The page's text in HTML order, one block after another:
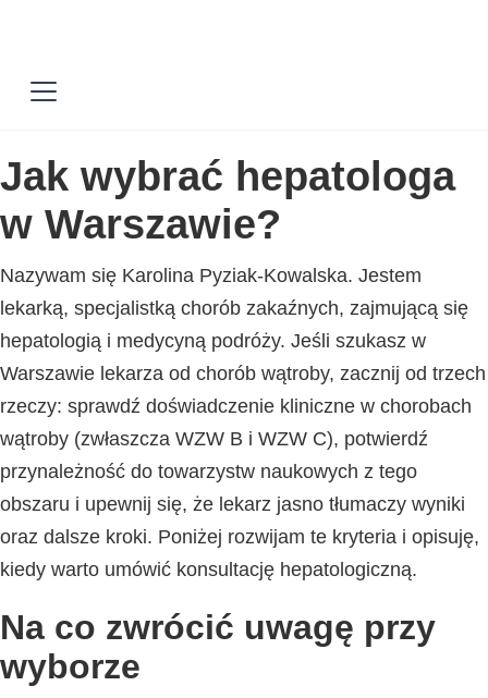
Jak wybrać hepatologa
w Warszawie?
Nazywam się Karolina Pyziak-Kowalska. Jestem
lekarką, specjalistką chorób zakaźnych, zajmującą się
hepatologią i medycyną podróży. Jeśli szukasz w
Warszawie lekarza od chorób wątroby, zacznij od trzech
rzeczy: sprawdź doświadczenie kliniczne w chorobach
wątroby (zwłaszcza WZW B i WZW C), potwierdź
przynależność do towarzystw naukowych z tego
obszaru i upewnij się, że lekarz jasno tłumaczy wyniki
oraz dalsze kroki. Poniżej rozwijam te kryteria i opisuję,
kiedy warto umówić konsultację hepatologiczną.
Na co zwrócić uwagę przy
wyborze